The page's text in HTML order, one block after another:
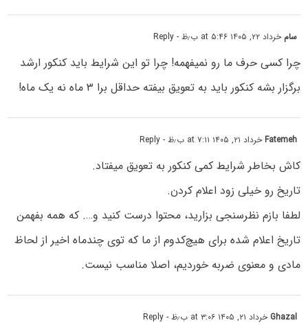
سام خرداد ۲۲, ۱۴۰۵ at ۵:۴۶ ب٫ظ - Reply
چرا کسی حرف ما رو نمیفهمه! چرا تو این شرایط باید کنکور ارشد
برگزار بشه کنکور باید به تعویق بیفته حداقل برا ۳ ماه نه یک ماه!
Fatemehخرداد ۲۱, ۱۴۰۵ at ۷:۱۱ ب٫ظ - Reply
کاش بخاطر شرایط کمی کنکور به تعویق میفتاد.
تاریخ رو خیلی زود اعلام کردن.
لطفا بازم نظرسنجی بزارید، محتوا درست کنید و…. که همه بفهمن
تاریخ اعلام شده برای هیچ‌کدوم از ما که توی چندماه اخیر از لحاظ
مادی و معنوی ضربه خوردیم، اصلا مناسب نیست.
Ghazal خرداد ۲۱, ۱۴۰۵ at ۳:۰۶ ب٫ظ - Reply